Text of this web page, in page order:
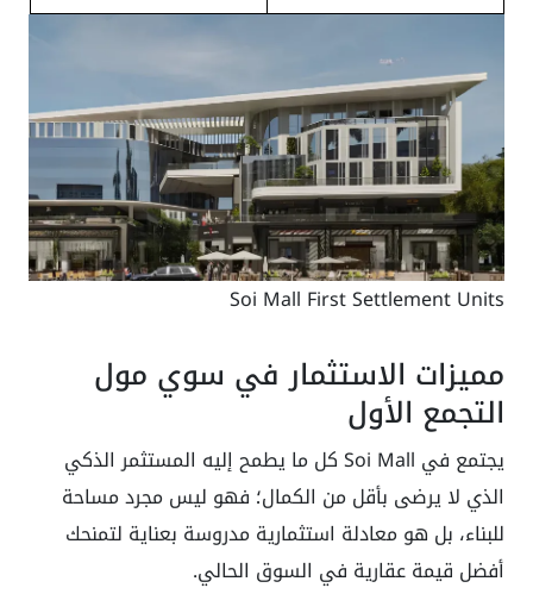
Soi Mall First Settlement Units
مميزات الاستثمار في سوي مول
التجمع الأول
يجتمع في Soi Mall كل ما يطمح إليه المستثمر الذكي
الذي لا يرضى بأقل من الكمال؛ فهو ليس مجرد مساحة
للبناء، بل هو معادلة استثمارية مدروسة بعناية لتمنحك
أفضل قيمة عقارية في السوق الحالي.